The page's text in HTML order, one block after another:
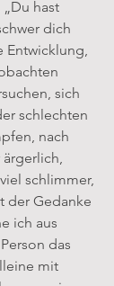
hast
dich
Entwicklung,
sich
schlechten
nach
schlimmer,
der Gedanke
ich aus
das
mit